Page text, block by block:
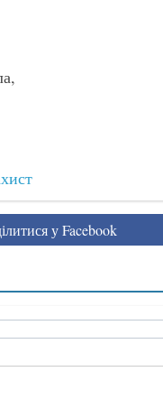
у Facebook